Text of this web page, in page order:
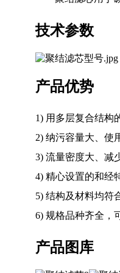
技术参数
产品优势
1) 用多层复合结构
2) 纳污容量大、使
3) 流量密度大、减
4) 精心设置的和经
5) 结构及材料均符
6) 规格品种齐全，
产品图库